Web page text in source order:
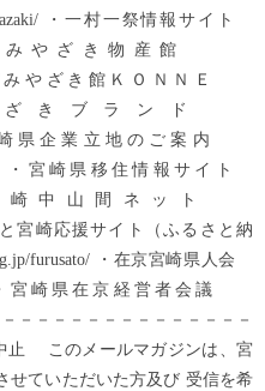
・一村一祭情報サイト
・みやざき物産館
宿みやざき館ＫＯＮＮＥ
みやざきブランド
宮崎県企業立地のご案内
・宮崎県移住情報サイト
・宮崎中山間ネット
と宮崎応援サイト（ふるさと納
furusato/ ・在京宮崎県人会
・宮崎県在京経営者会議
－－－－－－－－－－－－－－
止 このメールマガジンは、宮
せていただいた方及び 受信を希